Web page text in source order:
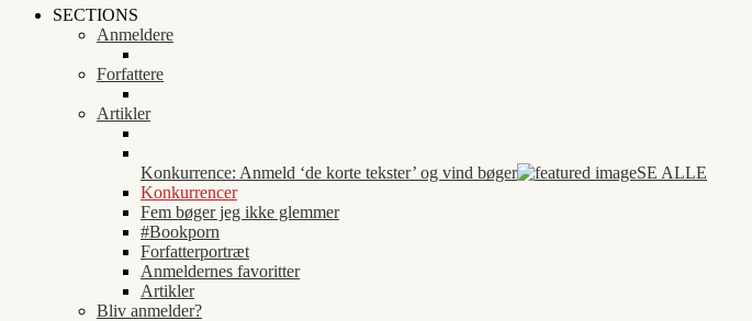
SECTIONS
Anmeldere
Forfattere
Artikler
Konkurrence: Anmeld ‘de korte tekster’ og vind bøger
SE ALLE
Konkurrencer
Fem bøger jeg ikke glemmer
#Bookporn
Forfatterportræt
Anmeldernes favoritter
Artikler
Bliv anmelder?